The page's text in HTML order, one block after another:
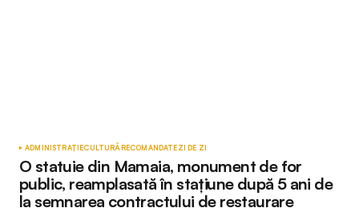
ADMINISTRAȚIECULTURĂRECOMANDATEZI DE ZI
O statuie din Mamaia, monument de for
public, reamplasată în stațiune după 5 ani de
la semnarea contractului de restaurare